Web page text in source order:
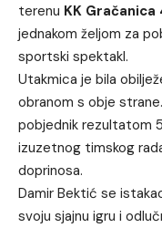
terenu KK Gračanica
jednakom željom za
sportski spektakl.
Utakmica je bila
obranom s obje
pobjednik rezultatom
izuzetnog timskog
doprinosa.
Damir Bektić se
svoju sjajnu igru i